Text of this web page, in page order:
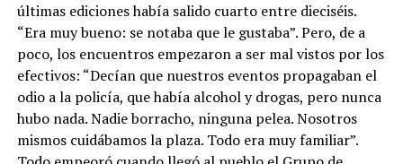
últimas ediciones había salido cuarto entre dieciséis.
“Era muy bueno: se notaba que le gustaba”. Pero, de a
poco, los encuentros empezaron a ser mal vistos por los
efectivos: “Decían que nuestros eventos propagaban el
odio a la policía, que había alcohol y drogas, pero nunca
hubo nada. Nadie borracho, ninguna pelea. Nosotros
mismos cuidábamos la plaza. Todo era muy familiar”.